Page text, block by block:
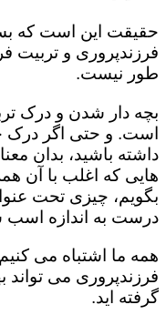
حقیقت این است که
فرزندپروری و تربیت
طور نیست.
بچه دار شدن و درک
است. و حتی اگر درک
داشته باشید، بدان
هایی که اغلب با آن
بگویم، چیزی تحت
درست به اندازه اسب
همه ما اشتباه می
فرزندپروری می تواند
گرفته اید.